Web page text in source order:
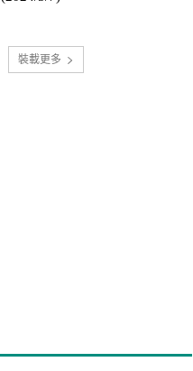
裝載更多